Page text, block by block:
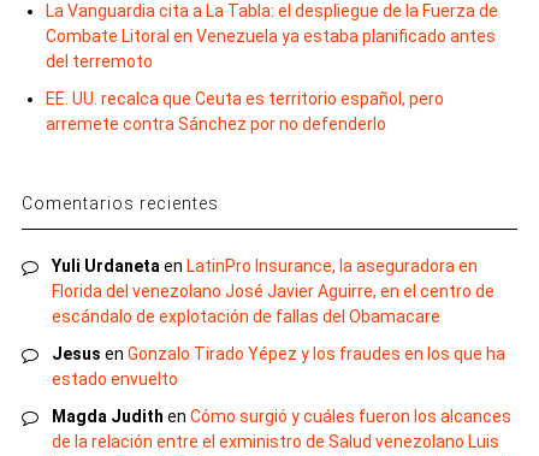
La Vanguardia cita a La Tabla: el despliegue de la Fuerza de
Combate Litoral en Venezuela ya estaba planificado antes
del terremoto
EE. UU. recalca que Ceuta es territorio español, pero
arremete contra Sánchez por no defenderlo
Comentarios recientes
Yuli Urdaneta en LatinPro Insurance, la aseguradora en
Florida del venezolano José Javier Aguirre, en el centro de
escándalo de explotación de fallas del Obamacare
Jesus en Gonzalo Tirado Yépez y los fraudes en los que ha
estado envuelto
Magda Judith en Cómo surgió y cuáles fueron los alcances
de la relación entre el exministro de Salud venezolano Luis